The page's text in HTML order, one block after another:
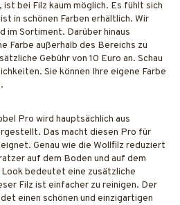
bei Filz kaum möglich. Es fühlt sich
in schönen Farben erhältlich. Wir
im Sortiment. Darüber hinaus
Farbe außerhalb des Bereichs zu
Gebühr von 10 Euro an. Schau
Sie können Ihre eigene Farbe
Pro wird hauptsächlich aus
Das macht diesen Pro für
Genau wie die Wollfilz reduziert
auf dem Boden und auf dem
bedeutet eine zusätzliche
Filz ist einfacher zu reinigen. Der
einen schönen und einzigartigen